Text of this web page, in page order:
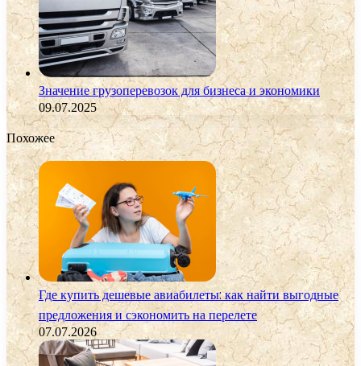
Значение грузоперевозок для бизнеса и экономики
09.07.2025
Похожее
Где купить дешевые авиабилеты: как найти выгодные
предложения и сэкономить на перелете
07.07.2026